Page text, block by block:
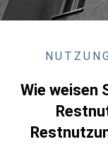
Wie weisen